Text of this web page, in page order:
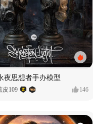
夜思想者手办模型
皮109 146